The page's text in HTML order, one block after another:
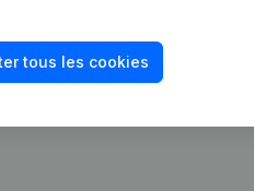
tous les cookies